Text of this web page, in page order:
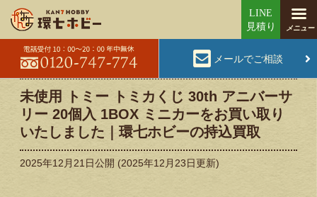
メールでご相談
未使用 トミー トミカくじ 30th アニバーサ
リー 20個入 1BOX ミニカーをお買い取り
いたしました｜環七ホビーの持込買取
2025年12月21日公開 (2025年12月23日更新)